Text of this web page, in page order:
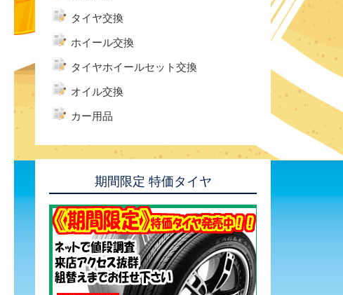
タイヤ交換
ホイール交換
タイヤホイールセット交換
オイル交換
カー用品
期間限定 特価タイヤ